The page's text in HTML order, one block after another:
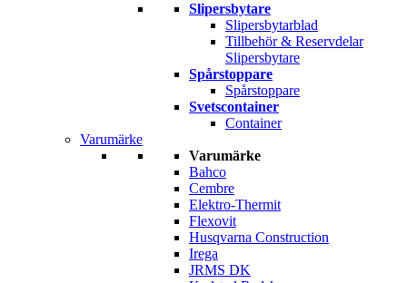
Slipersbytare
Slipersbytarblad
Tillbehör & Reservdelar
Slipersbytare
Spårstoppare
Spårstoppare
Svetscontainer
Container
Varumärke
Varumärke
Bahco
Cembre
Elektro-Thermit
Flexovit
Husqvarna Construction
Irega
JRMS DK